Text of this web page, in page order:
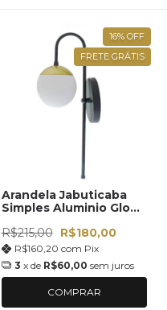
16% OFF
FRETE GRÁTIS
Arandela Jabuticaba
Simples Aluminio Globo
R$215,00 R$180,00
R$160,20 com Pix
3 x de R$60,00 sem juros
COMPRAR